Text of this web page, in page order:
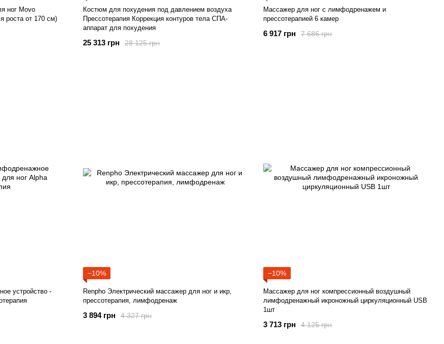
ног Movo
роста от 170 см)
Костюм для похудения под давлением воздуха
Прессотерапия Коррекция контуров тела СПА-
аппарат для похудения
28 125 грн
25 313 грн
Массажер для ног с лимфодренажем и
прессотерапией 6 камер
7 686 грн
6 917 грн
устройство -
−10%
Renpho Электрический массажер для ног и икр,
прессотерапия, лимфодренаж
4 327 грн
3 894 грн
−10%
Массажер для ног компрессионный воздушный
лимфодренажный икроножный циркуляционный USB
1шт
4 125 грн
3 713 грн